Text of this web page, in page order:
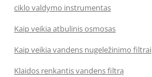
ciklo valdymo instrumentas
Kaip veikia atbulinis osmosas
Kaip veikia vandens nugeležinimo filtrai
Klaidos renkantis vandens filtrą